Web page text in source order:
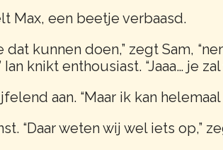
Max, een beetje verbaasd.
dat kunnen doen,” zegt Sam,
knikt enthousiast. “Jaaa… je
aan. “Maar ik kan
“Daar weten wij wel iets op,”